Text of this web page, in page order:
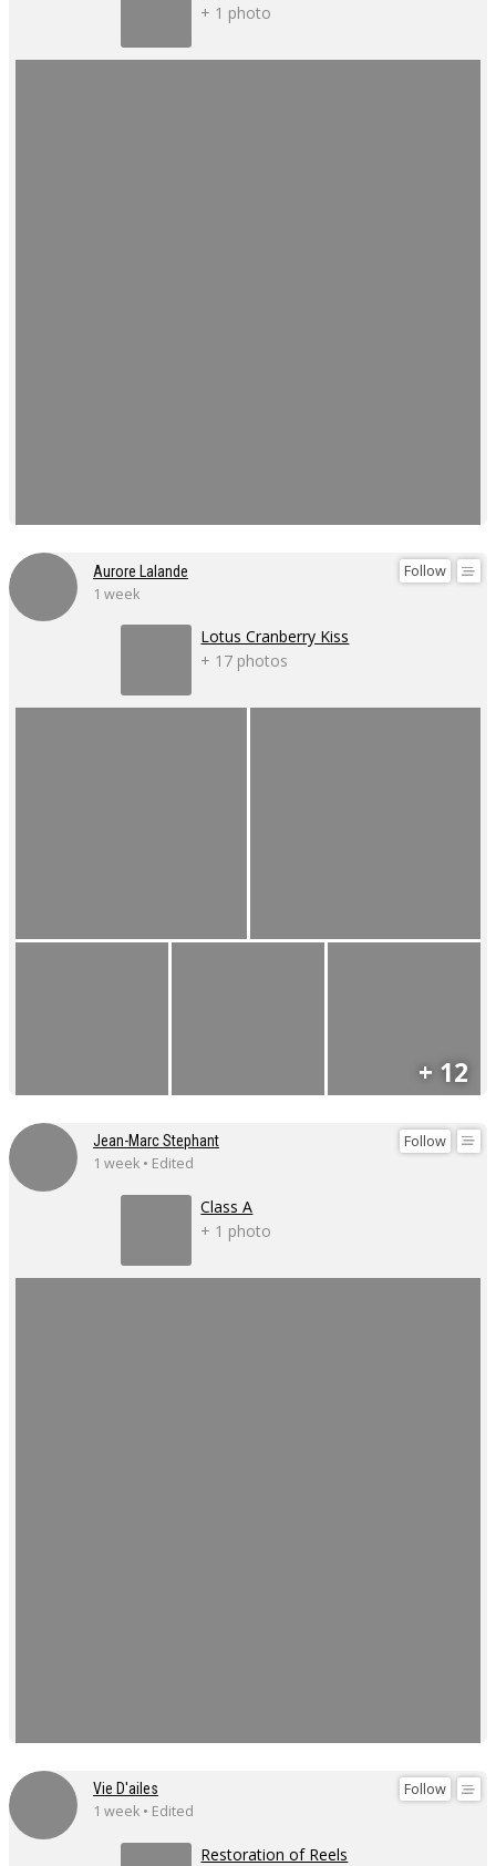
+ 1 photo
Follow
Aurore Lalande
1 week
Lotus Cranberry Kiss
+ 17 photos
+ 12
Follow
Jean-Marc Stephant
1 week • Edited
Class A
+ 1 photo
Follow
Vie D'ailes
1 week • Edited
Restoration of Reels